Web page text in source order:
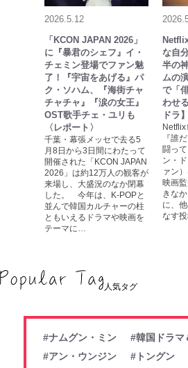
2026.5.12
「KCON JAPAN 2026」
に『暴君のシェフ』イ・
チェミン登場でファン魅
了！『宇宙をあげる』パ
ク・ソハム、『海街チャ
チャチャ』『涙の女王』
OST歌手チェ・ユリも
〈レポート〉
千葉・幕張メッセで去る5
月8日から3日間にわたって
開催された「KCON JAPAN
2026」は約12万人の観客が
来場し、大盛況のなか閉幕
した。 今年は、K-POPと
並んで韓国カルチャーの柱
ともいえるドラマや映画を
テーマに…
な自
半の
ムの
で「
わせ
ドラ】
『誰
闘っ
ン・
ァン
映画
きな
に、
なす
人気タグ
#ナムグン・ミン
#韓国ドラマ
#アン・ウンジン
#トングン